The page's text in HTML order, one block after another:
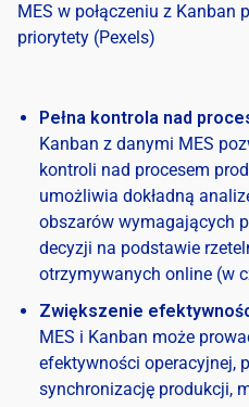
MES w połączeniu z
priorytety (Pexels)
Pełna kontrola nad
Kanban z danymi MES
kontroli nad procesem
umożliwia dokładną
obszarów wymagających
decyzji na podstawie
otrzymywanych online (w
Zwiększenie
MES i Kanban może
efektywności operacyjnej,
synchronizację produkcji,